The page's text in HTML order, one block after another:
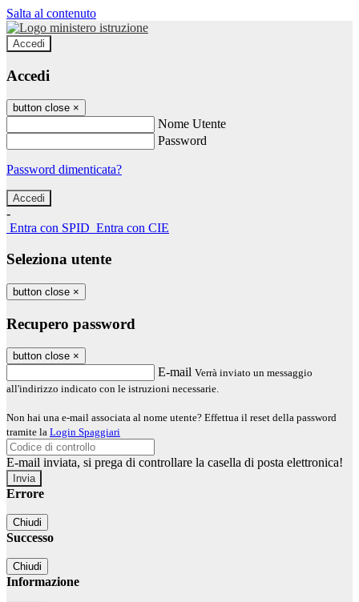
Salta al contenuto
Accedi
Accedi
button close ×
Nome Utente
Password
Password dimenticata?
-
Entra con SPID Entra con CIE
Seleziona utente
button close ×
Recupero password
button close ×
E-mail Verrà inviato un messaggio
all'indirizzo indicato con le istruzioni necessarie.
Non hai una e-mail associata al nome utente? Effettua il reset della password
tramite la Login Spaggiari
E-mail inviata, si prega di controllare la casella di posta elettronica!
Errore
Chiudi
Successo
Chiudi
Informazione